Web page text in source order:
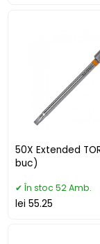
50X Extended
buc)
În stoc 52 Amb.
lei 55.25